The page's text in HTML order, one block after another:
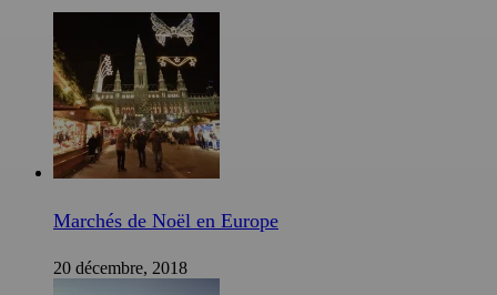
Marchés de Noël en Europe
20 décembre, 2018